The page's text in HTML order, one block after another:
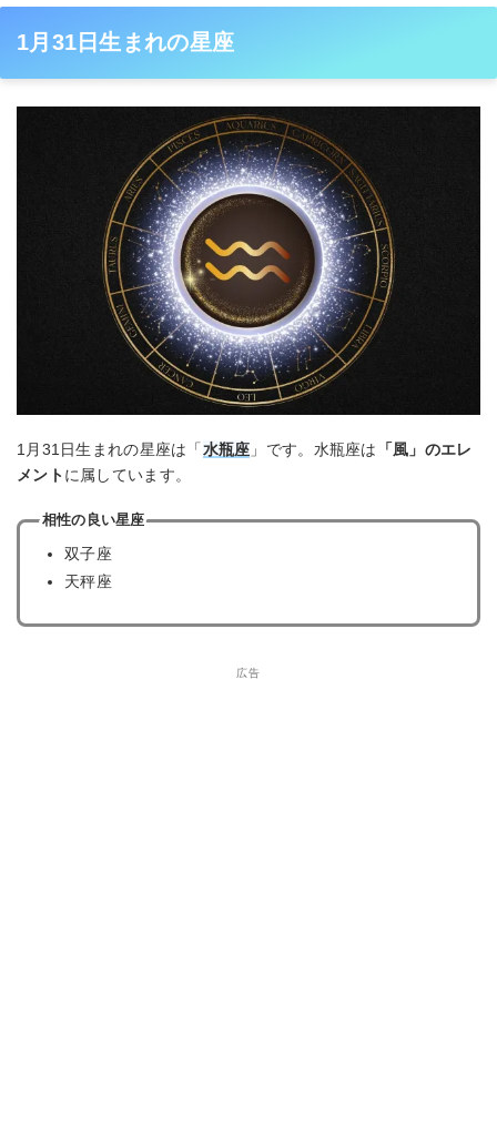
1月31日生まれの星座
1月31日生まれの星座は「水瓶座 」です。水瓶座は
「風」のエレ
メントに属しています。
相性の良い星座
双子座
天秤座
広告